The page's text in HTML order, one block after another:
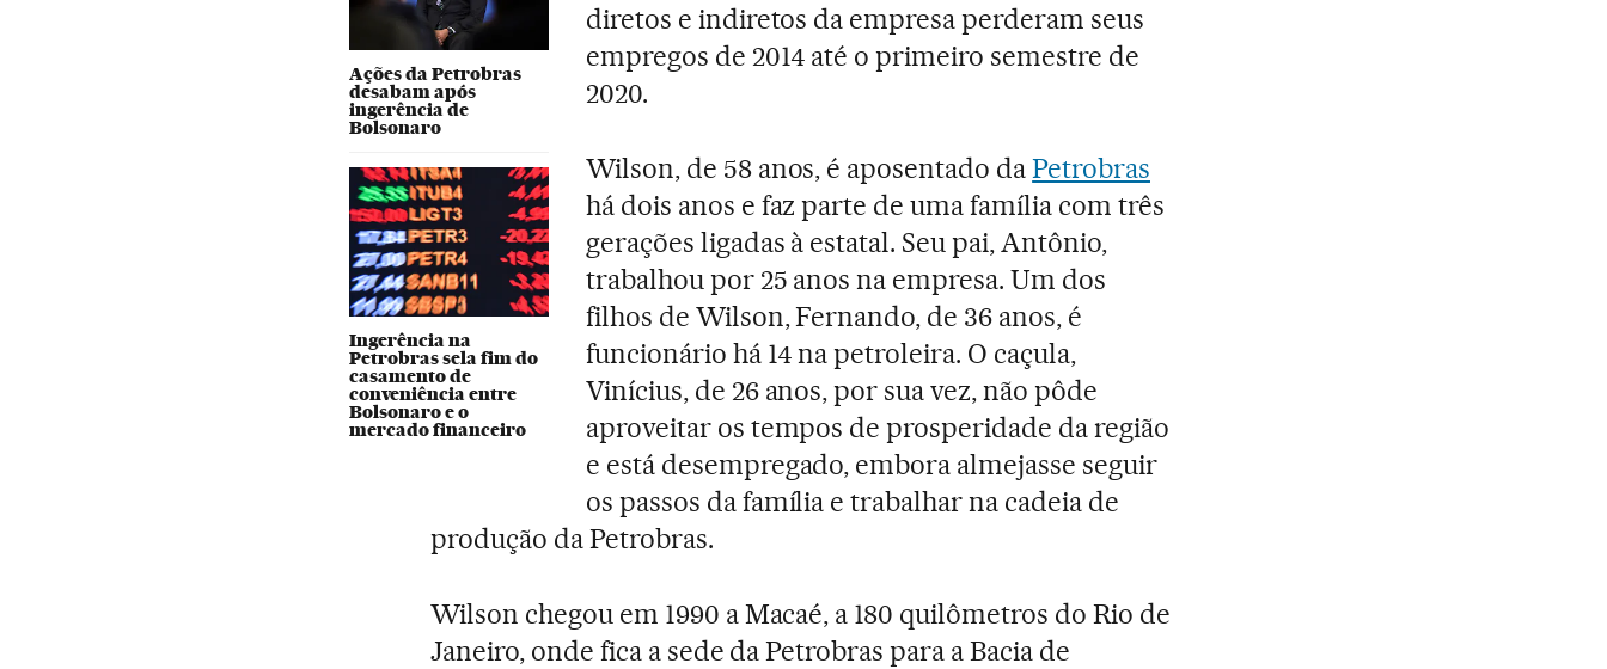
Ações da Petrobras
desabam após
ingerência de
Bolsonaro
Ingerência na
Petrobras sela fim do
casamento de
conveniência entre
Bolsonaro e o
mercado financeiro
diretos e indiretos da empresa perderam seus
empregos de 2014 até o primeiro semestre de
2020.
Wilson, de 58 anos, é aposentado daPetrobras
há dois anos e faz parte de uma família com três
gerações ligadas à estatal. Seu pai, Antônio,
trabalhou por 25 anos na empresa. Um dos
filhos de Wilson, Fernando, de 36 anos, é
funcionário há 14 na petroleira. O caçula,
Vinícius, de 26 anos, por sua vez, não pôde
aproveitar os tempos de prosperidade da região
e está desempregado, embora almejasse seguir
os passos da família e trabalhar na cadeia de
produção da Petrobras.
Wilson chegou em 1990 a Macaé, a 180 quilômetros do Rio de
Janeiro, onde fica a sede da Petrobras para a Bacia de